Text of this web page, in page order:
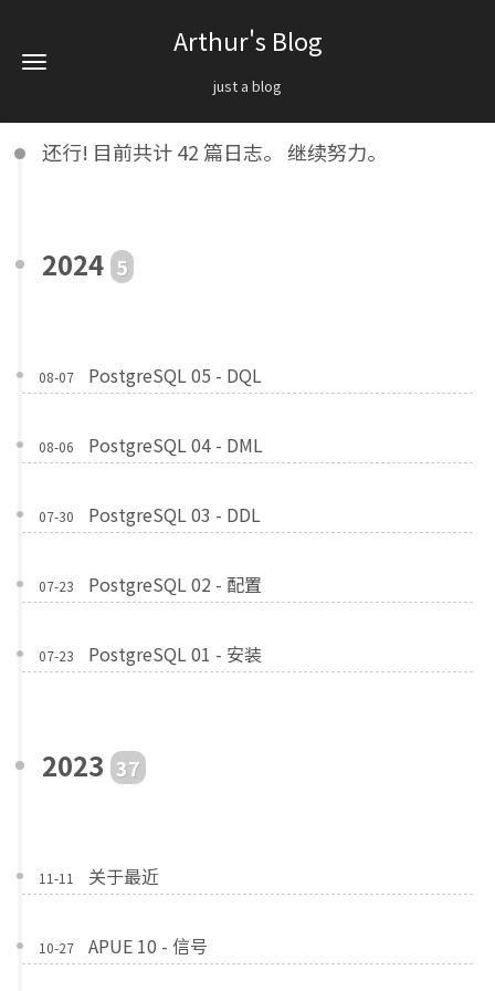
Arthur's Blog
just a blog
还行! 目前共计 42 篇日志。 继续努力。
2024 5
08-07 PostgreSQL 05 - DQL
08-06 PostgreSQL 04 - DML
07-30 PostgreSQL 03 - DDL
07-23 PostgreSQL 02 - 配置
07-23 PostgreSQL 01 - 安装
2023 37
11-11 关于最近
10-27 APUE 10 - 信号